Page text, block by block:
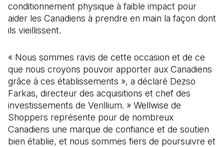
conditionnement physique à faible impact pour
aider les Canadiens à prendre en main la façon dont
ils vieillissent.
« Nous sommes ravis de cette occasion et de ce
que nous croyons pouvoir apporter aux Canadiens
grâce à ces établissements », a déclaré Dezso
Farkas, directeur des acquisitions et chef des
investissements de Verillium. » Wellwise de
Shoppers représente pour de nombreux
Canadiens une marque de confiance et de soutien
bien établie, et nous sommes fiers de poursuivre et